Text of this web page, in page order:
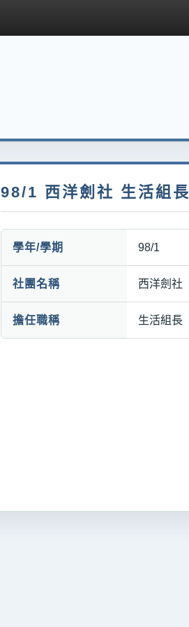
98/1 西洋劍社 生活組長
學年/學期 98/1
社團名稱 西洋劍社
擔任職稱 生活組長